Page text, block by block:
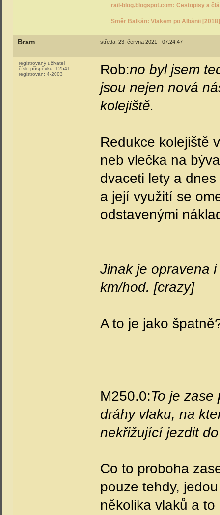
rail-blog.blogspot.com: Cestopisy a
Směr Balkán: Vlakem po Albánii [2018]
Bram středa, 23. června 2021 - 07:24:47
registrovaný uživatel
číslo příspěvku: 12541
registrován: 4-2003 Rob:no byl jsem
jsou nejen nová
kolejiště.
Redukce kolejiště
neb vlečka na
dvaceti lety a
a její využití se
odstavenými
Jinak je opravena
km/hod. [crazy]
A to je jako
M250.0:To je
dráhy vlaku, na
nekřižující jezdit
Co to proboha
pouze tehdy,
několika vlaků a